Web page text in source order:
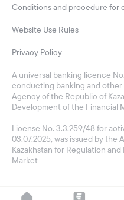
A universal banking licence No.
conducting banking and other
Agency of the Republic of
Development of the Financial
License No. 3.3.259/48 for
03.07.2025, was issued by
Kazakhstan for Regulation
Market
Conditions and procedure for
Website Use Rules
Privacy Policy